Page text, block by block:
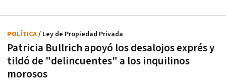
Patricia Bullrich apoyó los desalojos exprés y
tildó de "delincuentes" a los inquilinos
morosos
POLÍTICA/ Ley de Propiedad Privada